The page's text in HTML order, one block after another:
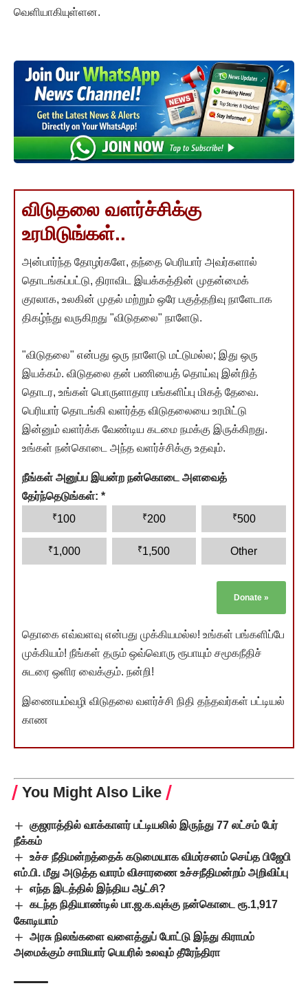
வெளியாகியுள்ளன.
விடுதலை வளர்ச்சிக்கு
உரமிடுங்கள்..
அன்பார்ந்த தோழர்களே, தந்தை பெரியார் அவர்களால்
தொடங்கப்பட்டு, திராவிட இயக்கத்தின் முதன்மைக்
குரலாக, உலகின் முதல் மற்றும் ஒரே பகுத்தறிவு நாளேடாக
திகழ்ந்து வருகிறது "விடுதலை" நாளேடு.
"விடுதலை" என்பது ஒரு நாளேடு மட்டுமல்ல; இது ஒரு
இயக்கம். விடுதலை தன் பணியைத் தொய்வு இன்றித்
தொடர, உங்கள் பொருளாதார பங்களிப்பு மிகத் தேவை.
பெரியார் தொடங்கி வளர்த்த விடுதலையை உரமிட்டு
இன்னும் வளர்க்க வேண்டிய கடமை நமக்கு இருக்கிறது.
உங்கள் நன்கொடை அந்த வளர்ச்சிக்கு உதவும்.
நீங்கள் அனுப்ப இயன்ற நன்கொடை அளவைத்
தேர்ந்தெடுங்கள்: *
₹100 ₹200 ₹500
₹1,000 ₹1,500 Other
Donate »
தொகை எவ்வளவு என்பது முக்கியமல்ல! உங்கள் பங்களிப்பே
முக்கியம்! நீங்கள் தரும் ஒவ்வொரு ரூபாயும் சமூகநீதிச்
சுடரை ஒளிர வைக்கும். நன்றி!
இணையம்வழி விடுதலை வளர்ச்சி நிதி தந்தவர்கள் பட்டியல்
காண
You Might Also Like
குஜராத்தில் வாக்காளர் பட்டியலில் இருந்து 77 லட்சம் பேர்
நீக்கம்
உச்ச நீதிமன்றத்தைக் கடுமையாக விமர்சனம் செய்த பிஜேபி
எம்.பி. மீது அடுத்த வாரம் விசாரணை உச்சநீதிமன்றம் அறிவிப்பு
எந்த இடத்தில் இந்திய ஆட்சி?
கடந்த நிதியாண்டில் பா.ஜ.க.வுக்கு நன்கொடை ரூ.1,917
கோடியாம்
அரசு நிலங்களை வளைத்துப் போட்டு இந்து கிராமம்
அமைக்கும் சாமியார் பெயரில் உலவும் தீரேந்திரா